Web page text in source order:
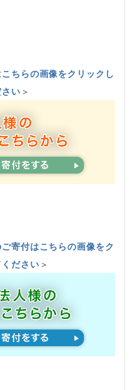
ちらの画像をクリックし
い＞
寄付はこちらの画像をク
ださい＞